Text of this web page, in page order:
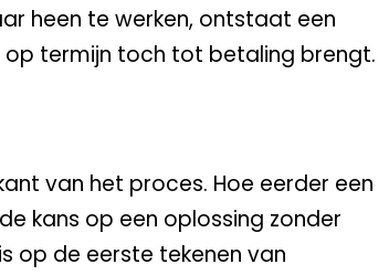
heen te werken, ontstaat een
op termijn toch tot betaling brengt.
van het proces. Hoe eerder een
kans op een oplossing zonder
op de eerste tekenen van